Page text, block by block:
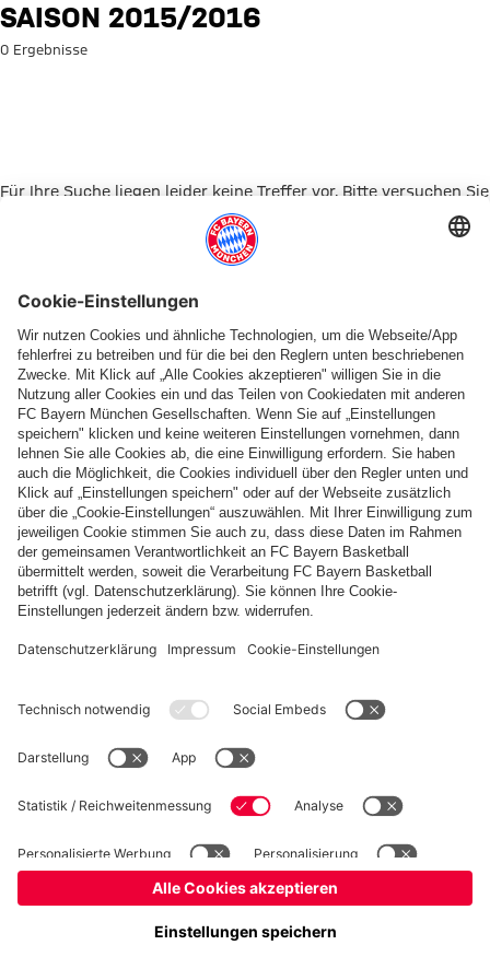
Suche: Saison 2015/2016
SAISON 2015/2016
0 Ergebnisse
Für Ihre Suche liegen leider keine Treffer vor. Bitte versuchen Sie
Zur Startseite
Basketball Frauen Handball Schach Schiedsrichter
Seniorenfußball
Tischtennis
Impressum Datenschutz Nutzungsbedingungen Barrierefreiheit